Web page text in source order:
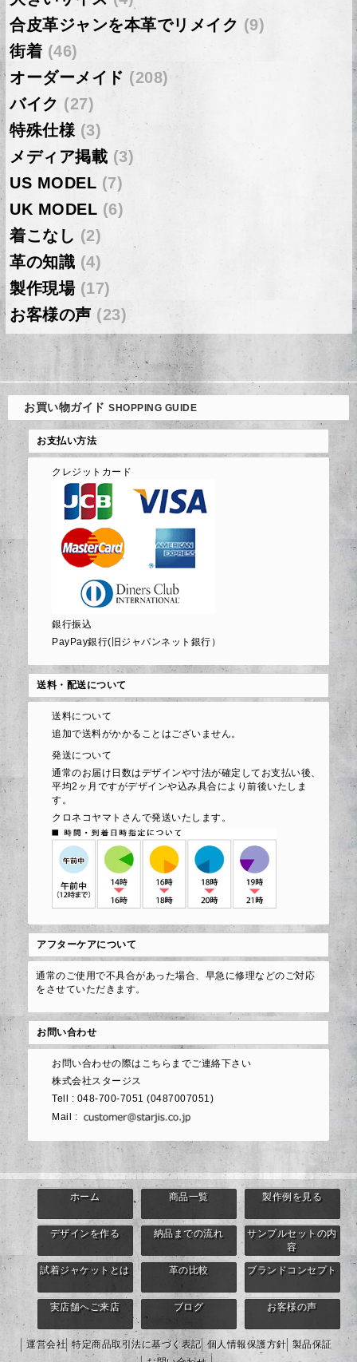
合皮革ジャンを本革でリメイク (9)
街着 (46)
オーダーメイド (208)
バイク (27)
特殊仕様 (3)
メディア掲載 (3)
US MODEL (7)
UK MODEL (6)
着こなし (2)
革の知識 (4)
製作現場(17)
お客様の声 (23)
お買い物ガイド SHOPPING GUIDE
お支払い方法
クレジットカード
銀行振込
PayPay銀行(旧ジャパンネット銀行）
送料・配送について
送料について
追加で送料がかかることはございません。
発送について
通常のお届け日数はデザインや寸法が確定してお支払い後、
平均2ヶ月ですがデザインや込み具合により前後いたしま
す。
クロネコヤマトさんで発送いたします。
アフターケアについて
通常のご使用で不具合があった場合、早急に修理などのご対応
をさせていただきます。
お問い合わせ
お問い合わせの際はこちらまでご連絡下さい
株式会社スタージス
Tell : 048-700-7051 (0487007051)
Mail :
ホーム 商品一覧 製作例を見る
デザインを作る 納品までの流れ
サンプルセットの内
容
試着ジャケットとは 革の比較 ブランドコンセプト
実店舗へご来店 ブログ お客様の声
運営会社 特定商品取引法に基づく表記 個人情報保護方針 製品保証